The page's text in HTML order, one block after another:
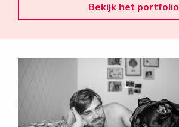
Bekijk het portfolio